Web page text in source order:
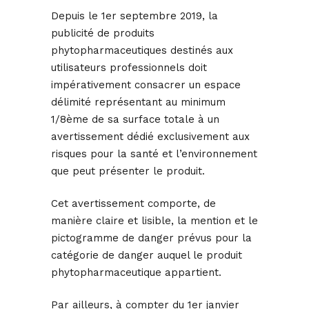
Depuis le 1er septembre 2019, la
publicité de produits
phytopharmaceutiques destinés aux
utilisateurs professionnels doit
impérativement consacrer un espace
délimité représentant au minimum
1/8ème de sa surface totale à un
avertissement dédié exclusivement aux
risques pour la santé et l’environnement
que peut présenter le produit.
Cet avertissement comporte, de
manière claire et lisible, la mention et le
pictogramme de danger prévus pour la
catégorie de danger auquel le produit
phytopharmaceutique appartient.
Par ailleurs, à compter du 1er janvier